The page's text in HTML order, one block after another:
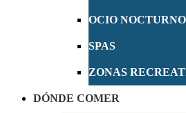
OCIO NOCTURNO
SPAS
ZONAS
DÓNDE COMER